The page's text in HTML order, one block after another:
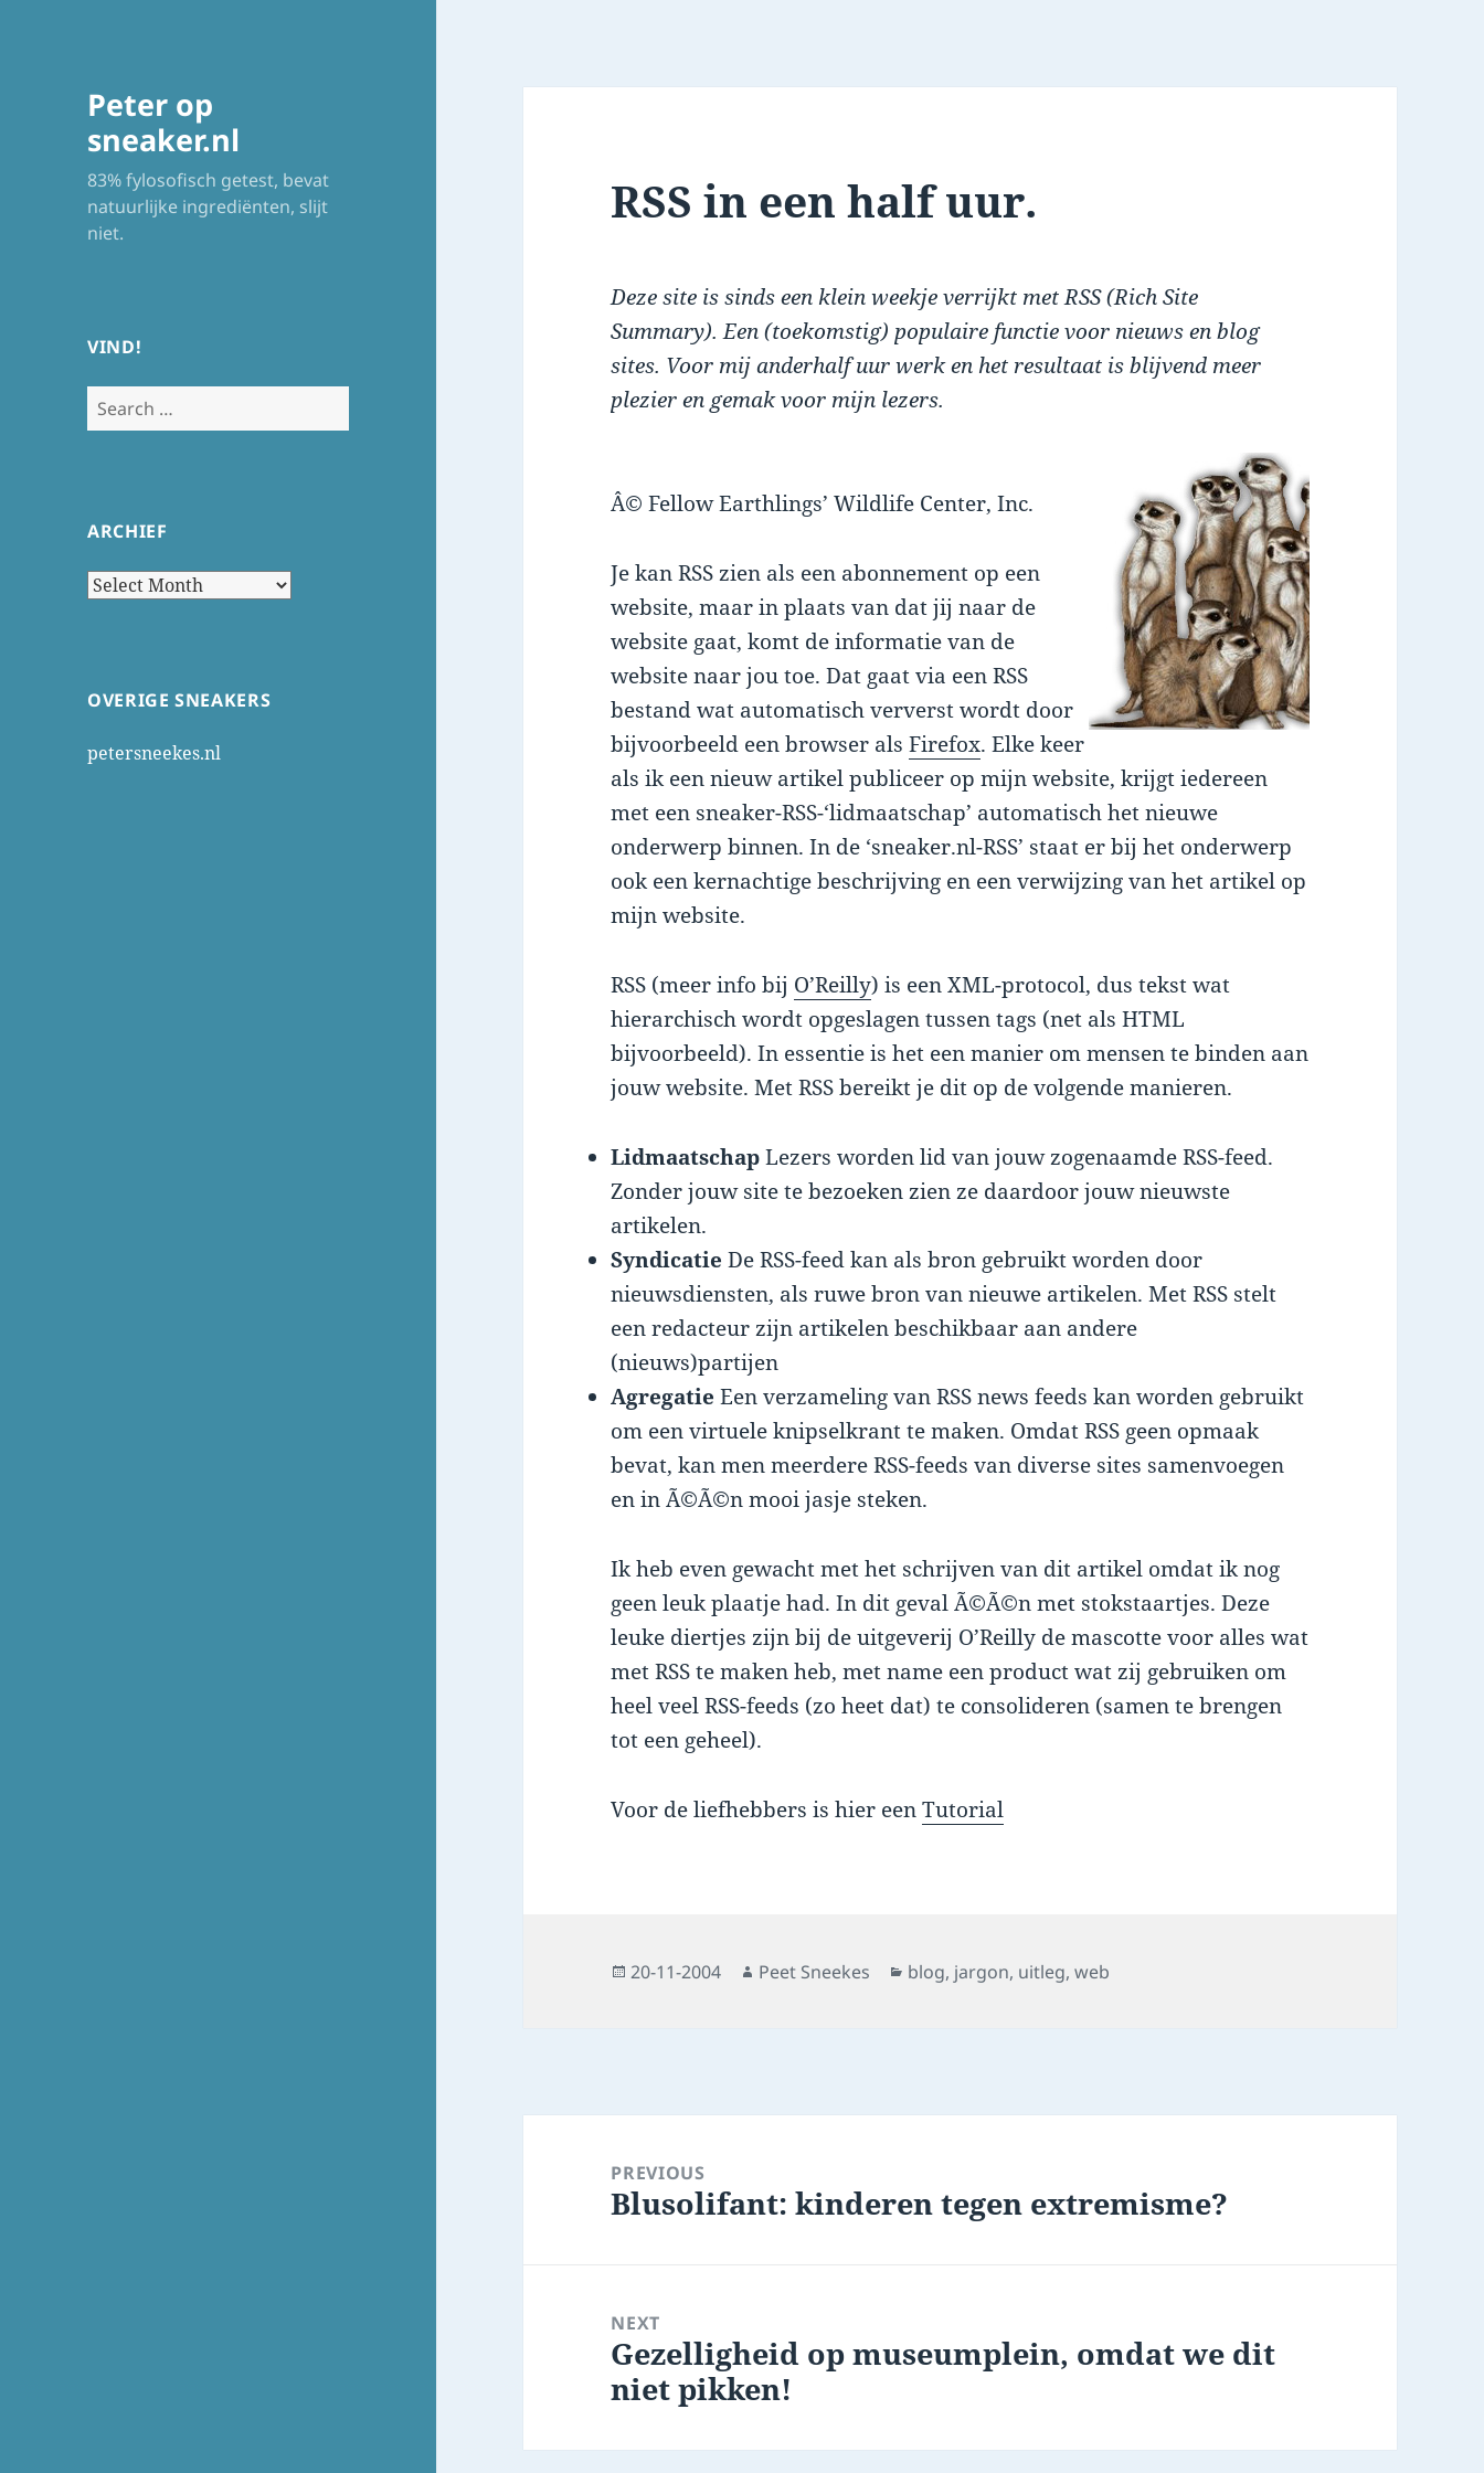
Peter op
sneaker.nl
83% fylosofisch getest, bevat
natuurlijke ingrediënten, slijt
niet.
VIND!
Search
for:
ARCHIEF
Archief
OVERIGE SNEAKERS
petersneekes.nl
RSS in een half uur.
Deze site is sinds een klein weekje verrijkt met RSS (Rich Site
Summary). Een (toekomstig) populaire functie voor nieuws en blog
sites. Voor mij anderhalf uur werk en het resultaat is blijvend meer
plezier en gemak voor mijn lezers.
Â© Fellow Earthlings’ Wildlife Center, Inc.
Je kan RSS zien als een abonnement op een
website, maar in plaats van dat jij naar de
website gaat, komt de informatie van de
website naar jou toe. Dat gaat via een RSS
bestand wat automatisch ververst wordt door
bijvoorbeeld een browser alsFirefox. Elke keer
als ik een nieuw artikel publiceer op mijn website, krijgt iedereen
met een sneaker-RSS-‘lidmaatschap’ automatisch het nieuwe
onderwerp binnen. In de ‘sneaker.nl-RSS’ staat er bij het onderwerp
ook een kernachtige beschrijving en een verwijzing van het artikel op
mijn website.
RSS (meer info bij O’Reilly) is een XML-protocol, dus tekst wat
hierarchisch wordt opgeslagen tussen tags (net als HTML
bijvoorbeeld). In essentie is het een manier om mensen te binden aan
jouw website. Met RSS bereikt je dit op de volgende manieren.
LidmaatschapLezers worden lid van jouw zogenaamde RSS-feed.
Zonder jouw site te bezoeken zien ze daardoor jouw nieuwste
artikelen.
Syndicatie De RSS-feed kan als bron gebruikt worden door
nieuwsdiensten, als ruwe bron van nieuwe artikelen. Met RSS stelt
een redacteur zijn artikelen beschikbaar aan andere
(nieuws)partijen
Agregatie Een verzameling van RSS news feeds kan worden gebruikt
om een virtuele knipselkrant te maken. Omdat RSS geen opmaak
bevat, kan men meerdere RSS-feeds van diverse sites samenvoegen
en in Ã©Ã©n mooi jasje steken.
Ik heb even gewacht met het schrijven van dit artikel omdat ik nog
geen leuk plaatje had. In dit geval Ã©Ã©n met stokstaartjes. Deze
leuke diertjes zijn bij de uitgeverij O’Reilly de mascotte voor alles wat
met RSS te maken heb, met name een product wat zij gebruiken om
heel veel RSS-feeds (zo heet dat) te consolideren (samen te brengen
tot een geheel).
Voor de liefhebbers is hier eenTutorial
Posted
20-11-2004 Author
Peet Sneekes Categories
blog, jargon, uitleg,web
navigationPREVIOUS
Previous
Blusolifant: kinderen tegen extremisme?
NEXT
Next
post:
Gezelligheid op museumplein, omdat we dit
niet pikken!